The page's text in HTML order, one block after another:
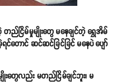
ငြိမ်မှုမျိုးတွေ မနေချင်တဲ့ ရွှေအိမ်
ောင် ဆင်ဆင်ခြင်ခြင် မနေပဲ ပျော်
ေလည်း မတည်ငြိမ်ချင်ဘူး၊ မ